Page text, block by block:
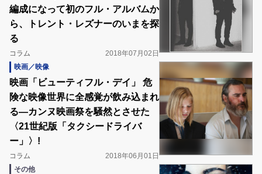
編成になって初のフル・アルバムか
ら、トレント・レズナーのいまを探
る
コラム
2018年07月02日
映画／映像
映画「ビューティフル・デイ」 危
険な映像世界に全感覚が飲み込まれ
る―カンヌ映画祭を騒然とさせた
〈21世紀版「タクシードライバ
ー」〉!
コラム
2018年06月01日
その他